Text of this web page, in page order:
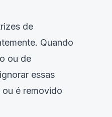
de
Quando
ou de
essas
é removido